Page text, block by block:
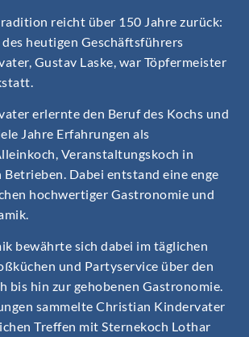
reicht über 150 Jahre zurück:
heutigen Geschäftsführers
Gustav Laske, war Töpfermeister
erlernte den Beruf des Kochs und
Jahre Erfahrungen als
Veranstaltungskoch in
Dabei entstand eine enge
hochwertiger Gastronomie und
bewährte sich dabei im täglichen
und Partyservice über den
bis hin zur gehobenen Gastronomie.
sammelte Christian Kindervater
Treffen mit Sternekoch Lothar